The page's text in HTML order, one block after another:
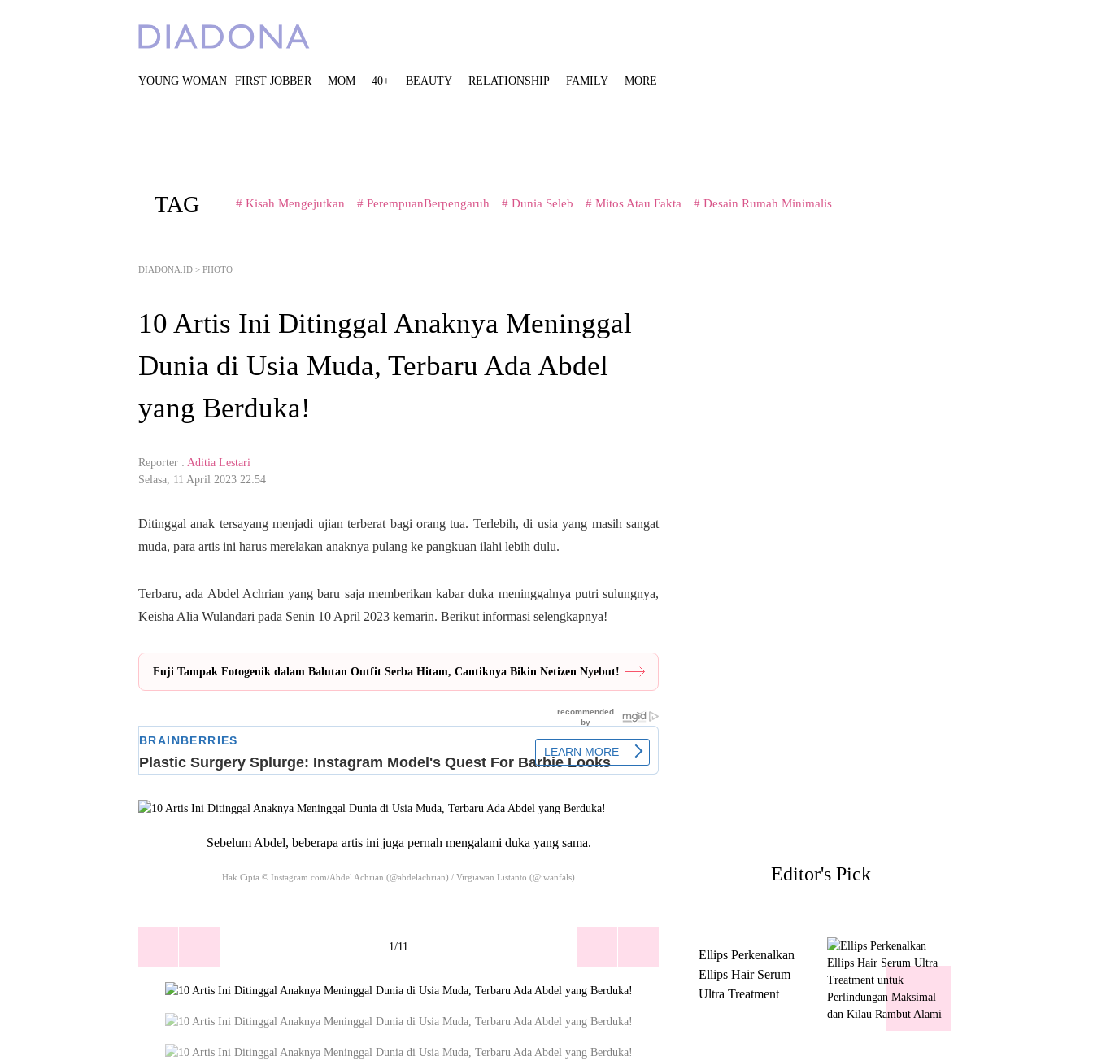
YOUNG WOMAN FIRST JOBBER MOM 40+ BEAUTY RELATIONSHIP FAMILY MORE
TAG # Kisah Mengejutkan # PerempuanBerpengaruh # Dunia Seleb # Mitos Atau Fakta # Desain Rumah Minimalis
DIADONA.ID > PHOTO
10 Artis Ini Ditinggal Anaknya Meninggal
Dunia di Usia Muda, Terbaru Ada Abdel
yang Berduka!
Reporter : Aditia Lestari
Selasa, 11 April 2023 22:54
Ditinggal anak tersayang menjadi ujian terberat bagi orang tua. Terlebih, di usia yang masih sangat
muda, para artis ini harus merelakan anaknya pulang ke pangkuan ilahi lebih dulu.
Terbaru, ada Abdel Achrian yang baru saja memberikan kabar duka meninggalnya putri sulungnya,
Keisha Alia Wulandari pada Senin 10 April 2023 kemarin. Berikut informasi selengkapnya!
Fuji Tampak Fotogenik dalam Balutan Outfit Serba Hitam, Cantiknya Bikin Netizen Nyebut!
Sebelum Abdel, beberapa artis ini juga pernah mengalami duka yang sama.
Hak Cipta © Instagram.com/Abdel Achrian (@abdelachrian) / Virgiawan Listanto (@iwanfals)
1/11
Editor's Pick
Ellips Perkenalkan
Ellips Hair Serum
Ultra Treatment